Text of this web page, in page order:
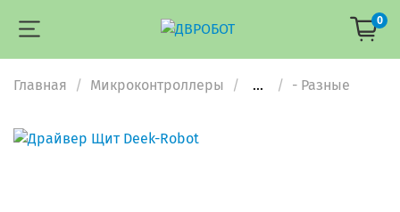
0
Главная Микроконтроллеры ... - Разные